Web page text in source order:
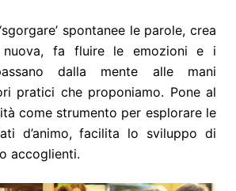
spontanee le parole, crea
nuova, fa fluire le emozioni e i
dalla mente alle mani
pratici che proponiamo. Pone al
come strumento per esplorare le
d’animo, facilita lo sviluppo di
accoglienti.